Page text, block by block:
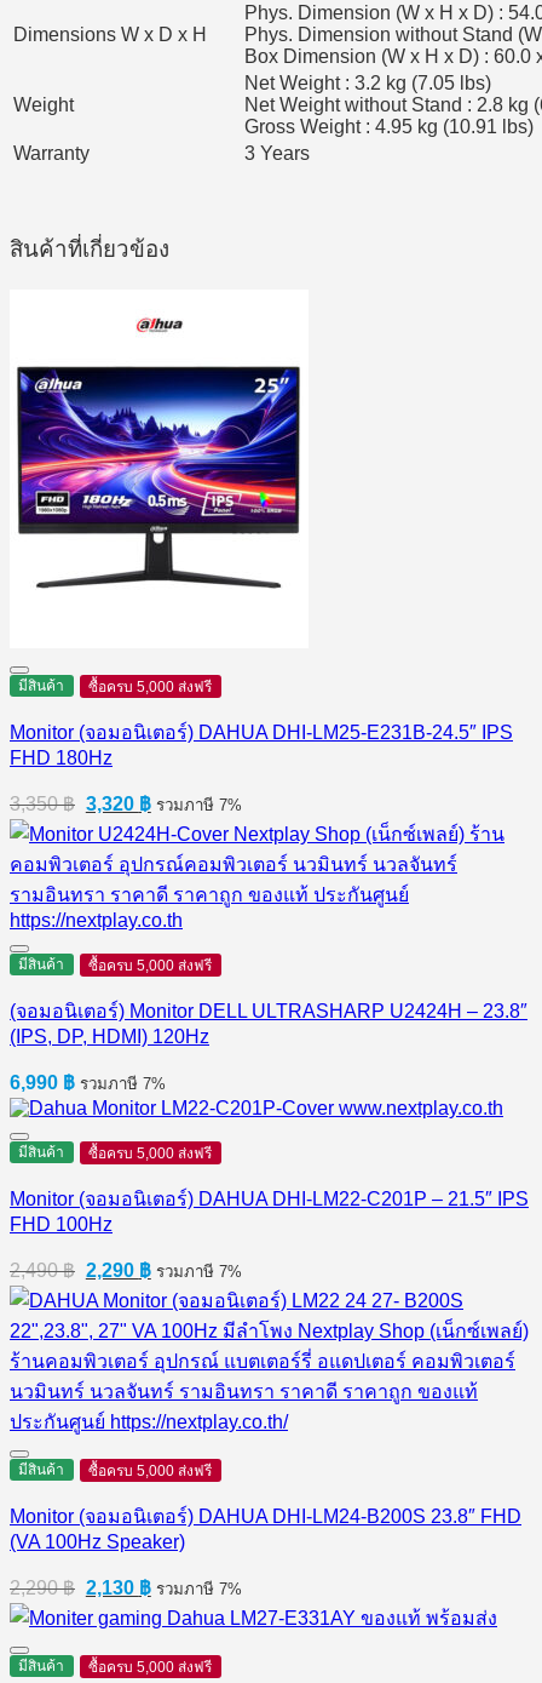
Dimensions W x D x H
Phys. Dimension (W x H x D) :
Phys. Dimension without Stand
Box Dimension (W x H x D) : 60.0
Weight
Net Weight : 3.2 kg (7.05 lbs)
Net Weight without Stand : 2.8 kg
Gross Weight : 4.95 kg (10.91 lbs)
Warranty
3 Years
สินค้าที่เกี่ยวข้อง
มีสินค้า ซื้อครบ 5,000 ส่งฟรี
Monitor (จอมอนิเตอร์) DAHUA DHI-LM25-E231B-24.5″ IPS
FHD 180Hz
3,350฿ Original
price
was:
3,350 ฿.
3,320 ฿Current
price
is:
3,320 ฿.
รวมภาษี 7%
มีสินค้า ซื้อครบ 5,000 ส่งฟรี
(จอมอนิเตอร์) Monitor DELL ULTRASHARP U2424H – 23.8″
(IPS, DP, HDMI) 120Hz
6,990 ฿ รวมภาษี 7%
มีสินค้า ซื้อครบ 5,000 ส่งฟรี
Monitor (จอมอนิเตอร์) DAHUA DHI-LM22-C201P – 21.5″ IPS
FHD 100Hz
2,490฿ Original
price
was:
2,490 ฿.
2,290 ฿Current
price
is:
2,290 ฿.
รวมภาษี 7%
มีสินค้า ซื้อครบ 5,000 ส่งฟรี
Monitor (จอมอนิเตอร์) DAHUA DHI-LM24-B200S 23.8″ FHD
(VA 100Hz Speaker)
2,290฿ Original
price
was:
2,290 ฿.
2,130 ฿Current
price
is:
2,130 ฿.
รวมภาษี 7%
มีสินค้า ซื้อครบ 5,000 ส่งฟรี